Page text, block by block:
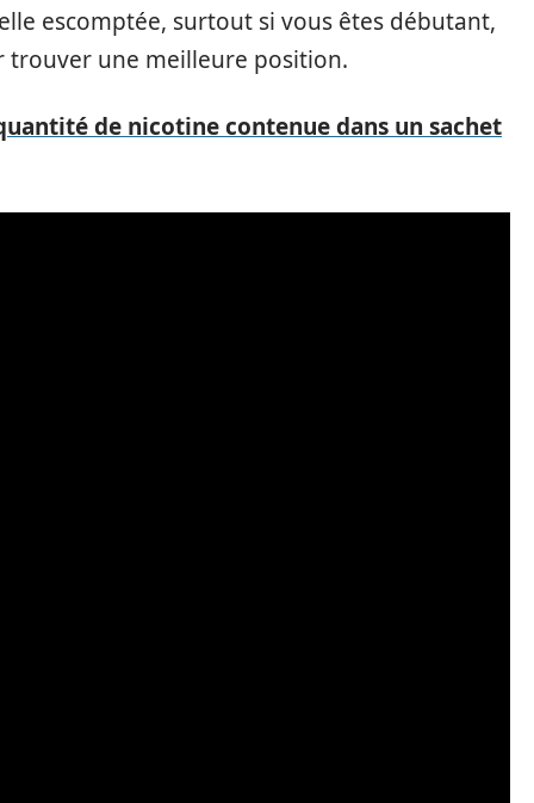
escomptée, surtout si vous êtes débutant,
trouver une meilleure position.
de nicotine contenue dans un sachet